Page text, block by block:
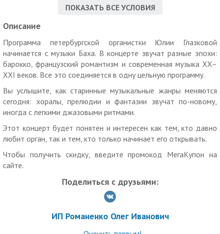
Дополнительные условия:
Скидка по промокоду не суммируется с другими скидками и
спецпредложениями.
Для получения скидки необходимо ввести промокод
МегаКупон при покупке билета насайте.
«МегаКупон» не несет ответственности за отмену, перенос
и изменение даты/времени мероприятий.
Услуги (товары) предоставляются ИП Романенко Олег
Иванович, ОГРНИП 313774632400342
ПОКАЗАТЬ ВСЕ УСЛОВИЯ
Описание
Программа петербургской органистки Юлии Глазковой
начинается с музыки Баха. В концерте звучат разные эпохи:
барокко, французский романтизм и современная музыка XX–
XXI веков. Все это соединяется в одну цельную программу.
Вы услышите, как старинные музыкальные жанры меняются
сегодня: хоралы, прелюдии и фантазии звучат по-новому,
иногда с легкими джазовыми ритмами.
Этот концерт будет понятен и интересен как тем, кто давно
любит орган, так и тем, кто только начинает его открывать.
Чтобы получить скидку, введите промокод МегаКупон на
сайте.
Поделиться с друзьями:
ИП Романенко Олег Иванович